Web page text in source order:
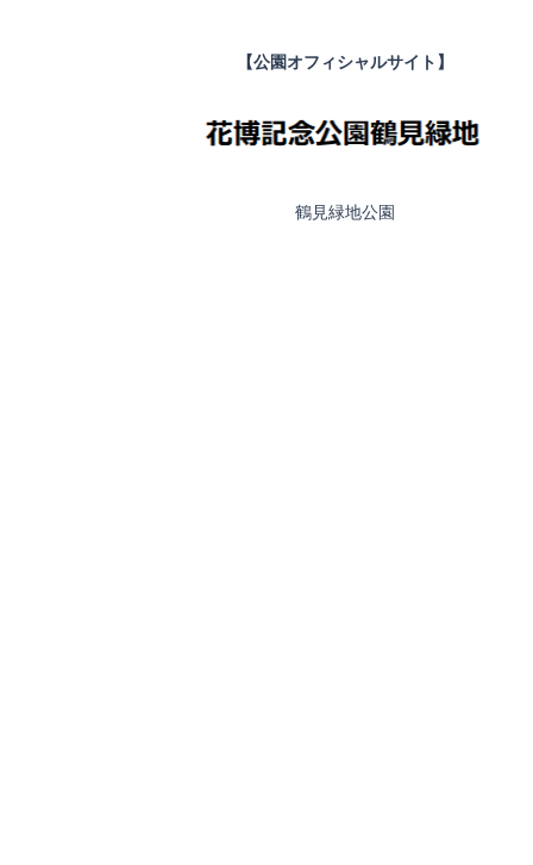
【公園オフィシャルサイト】
鶴見緑地公園